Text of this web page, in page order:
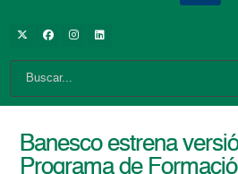
Banesco estrena
Programa de